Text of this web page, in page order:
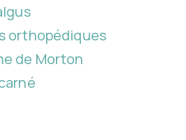
orthopédiques
de Morton